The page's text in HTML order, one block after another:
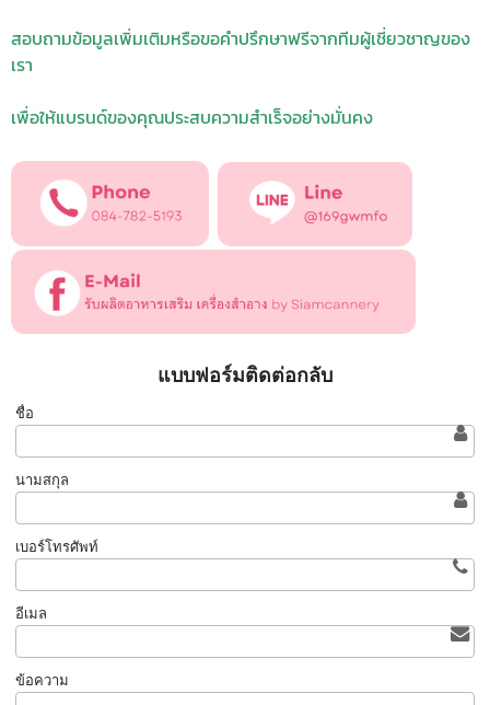
สอบถามข้อมูลเพิ่มเติมหรือขอคำปรึกษาฟรีจากทีมผู้เชี่ยวชาญของ
เรา
เพื่อให้แบรนด์ของคุณประสบความสำเร็จอย่างมั่นคง
แบบฟอร์มติดต่อกลับ
ชื่อ
นามสกุล
เบอร์โทรศัพท์
อีเมล
ข้อความ